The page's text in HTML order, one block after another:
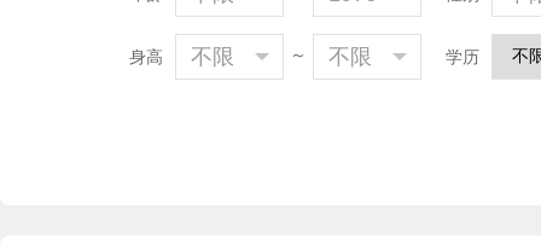
身高 不限 ～ 不限 学历